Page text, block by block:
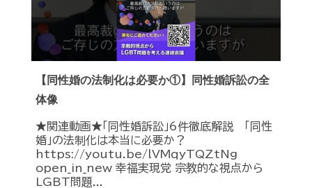
【同性婚の法制化は必要か①】同性婚訴訟の全
体像
★関連動画★「同性婚訴訟」6件徹底解説 「同性
婚」の法制化は本当に必要か？
https://youtu.be/lVMqyTQZtNg
open_in_new 幸福実現党 宗教的な視点から
LGBT問題...